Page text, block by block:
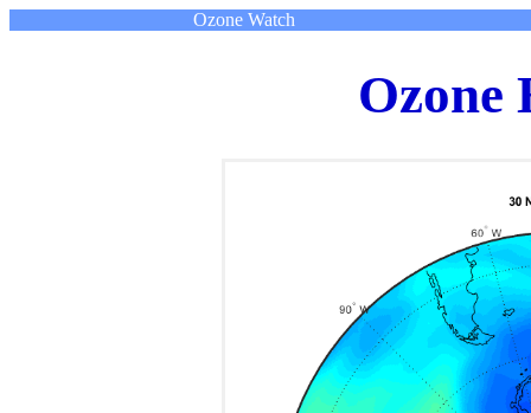
Ozone Watch
Ozone